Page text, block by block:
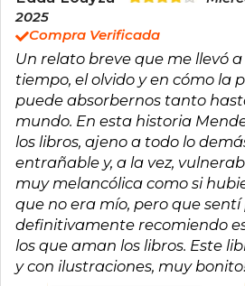
2025
Compra Verificada
Un relato breve que me llevó
tiempo, el olvido y en cómo la
puede absorbernos tanto
mundo. En esta historia
los libros, ajeno a todo lo
entrañable y, a la vez,
muy melancólica como si
que no era mío, pero que
definitivamente recomiendo
los que aman los libros. Este
y con ilustraciones, muy